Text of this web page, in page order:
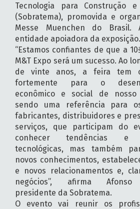
Tecnologia para Construção e
(Sobratema), promovida e
Messe Muenchen do Brasil.
entidade apoiadora da exposição.
“Estamos confiantes de que a
M&T Expo será um sucesso. Ao
de vinte anos, a feira tem
fortemente para o
econômico e social de nosso
sendo uma referência para
fabricantes, distribuidores e
serviços, que participam do
conhecer tendências e
tecnológicas, mas também
novos conhecimentos,
e novos relacionamentos e,
negócios”, afirma Afonso
presidente da Sobratema.
O evento vai reunir os